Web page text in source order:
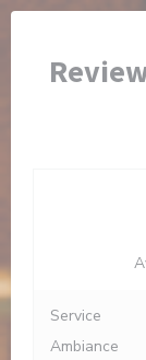
Personalizing
Service
Ambiance